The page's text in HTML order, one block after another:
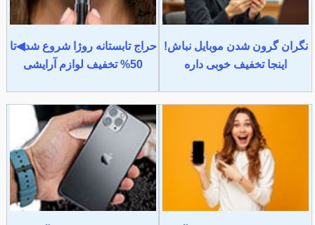
نگران گرون شدن موبایل نباش!
اینجا تخفیف خوبی داره
حراج تابستانه روژا شروع شد◀تا
50% تخفیف لوازم آرایشی